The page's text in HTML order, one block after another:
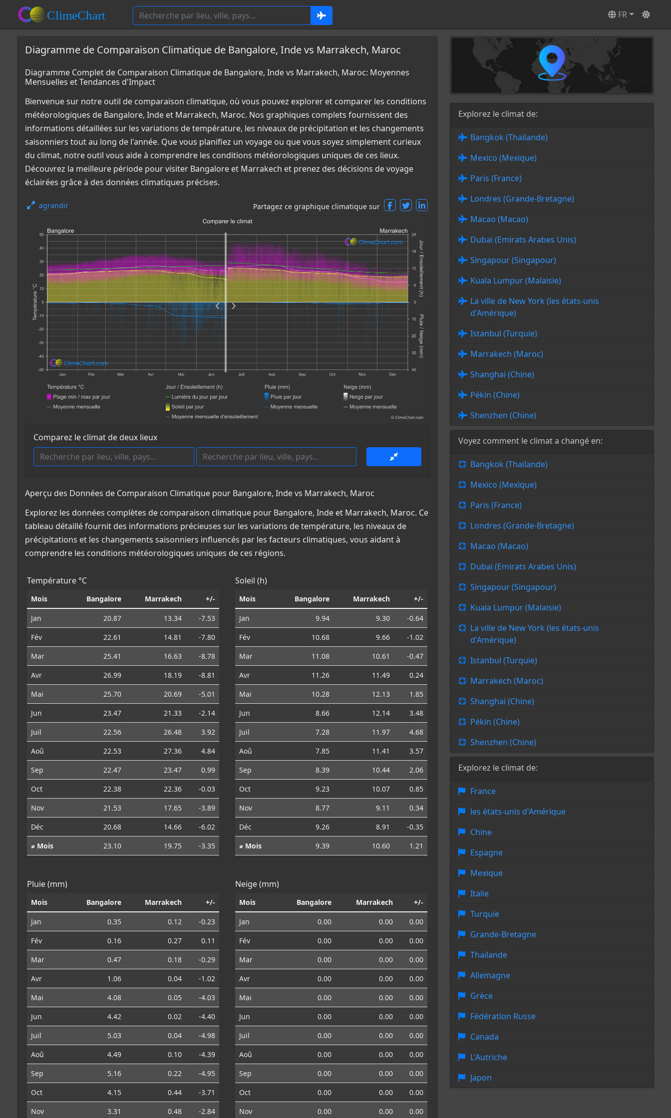
FR
Diagramme de Comparaison Climatique de Bangalore, Inde vs Marrakech, Maroc
Diagramme Complet de Comparaison Climatique de Bangalore, Inde vs Marrakech, Maroc: Moyennes
Mensuelles et Tendances d'Impact
Bienvenue sur notre outil de comparaison climatique, où vous pouvez explorer et comparer les conditions
météorologiques de Bangalore, Inde et Marrakech, Maroc. Nos graphiques complets fournissent des
informations détaillées sur les variations de température, les niveaux de précipitation et les changements
saisonniers tout au long de l'année. Que vous planifiez un voyage ou que vous soyez simplement curieux
du climat, notre outil vous aide à comprendre les conditions météorologiques uniques de ces lieux.
Découvrez la meilleure période pour visiter Bangalore et Marrakech et prenez des décisions de voyage
éclairées grâce à des données climatiques précises.
agrandir Partagez ce graphique climatique sur
Comparez le climat de deux lieux
Aperçu des Données de Comparaison Climatique pour Bangalore, Inde vs Marrakech, Maroc
Explorez les données complètes de comparaison climatique pour Bangalore, Inde et Marrakech, Maroc. Ce
tableau détaillé fournit des informations précieuses sur les variations de température, les niveaux de
précipitations et les changements saisonniers influencés par les facteurs climatiques, vous aidant à
comprendre les conditions météorologiques uniques de ces régions.
Température °C
Mois Bangalore Marrakech +/-
Jan 20.87 13.34
-7.53
Fév
22.61 14.81
-7.80
Mar
25.41 16.63
-8.78
Avr
26.99 18.19
-8.81
Mai
25.70 20.69
-5.01
Jun
23.47 21.33
-2.14
Juil
22.56 26.48
3.92
Aoû
22.53 27.36
4.84
Sep
22.47 23.47
0.99
Oct
22.38 22.36
-0.03
Nov
21.53 17.65
-3.89
Déc
20.68 14.66
-6.02
⌀ Mois
23.10 19.75 -3.35
Soleil (h)
Mois Bangalore Marrakech +/-
Jan 9.94 9.30
-0.64
Fév
10.68 9.66
-1.02
Mar
11.08 10.61
-0.47
Avr
11.26 11.49
0.24
Mai
10.28 12.13
1.85
Jun
8.66 12.14
3.48
Juil
7.28 11.97
4.68
Aoû
7.85 11.41
3.57
Sep
8.39 10.44
2.06
Oct
9.23 10.07
0.85
Nov
8.77 9.11
0.34
Déc
9.26 8.91
-0.35
⌀ Mois
9.39 10.60 1.21
Pluie (mm)
Mois Bangalore Marrakech +/-
Jan 0.35 0.12
-0.23
Fév
0.16 0.27
0.11
Mar
0.47 0.18
-0.29
Avr
1.06 0.04
-1.02
Mai
4.08 0.05
-4.03
Jun
4.42 0.02
-4.40
Juil
5.03 0.04
-4.98
Aoû
4.49 0.10
-4.39
Sep
5.16 0.22
-4.95
Oct
4.15 0.44
-3.71
Nov
3.31 0.48 -2.84
Neige (mm)
Mois Bangalore Marrakech +/-
Jan 0.00 0.00
0.00
Fév
0.00 0.00
0.00
Mar
0.00 0.00
0.00
Avr
0.00 0.00
0.00
Mai
0.00 0.00
0.00
Jun
0.00 0.00
0.00
Juil
0.00 0.00
0.00
Aoû
0.00 0.00
0.00
Sep
0.00 0.00
0.00
Oct
0.00 0.00
0.00
Nov
0.00 0.00 0.00
Explorez le climat de:
Bangkok (Thaïlande)
Mexico (Mexique)
Paris (France)
Londres (Grande-Bretagne)
Macao (Macao)
Dubai (Emirats Arabes Unis)
Singapour (Singapour)
Kuala Lumpur (Malaisie)
La ville de New York (les états-unis
d'Amérique)
Istanbul (Turquie)
Marrakech (Maroc)
Shanghai (Chine)
Pékin (Chine)
Shenzhen (Chine)
Voyez comment le climat a changé en:
Bangkok (Thaïlande)
Mexico (Mexique)
Paris (France)
Londres (Grande-Bretagne)
Macao (Macao)
Dubai (Emirats Arabes Unis)
Singapour (Singapour)
Kuala Lumpur (Malaisie)
La ville de New York (les états-unis
d'Amérique)
Istanbul (Turquie)
Marrakech (Maroc)
Shanghai (Chine)
Pékin (Chine)
Shenzhen (Chine)
Explorez le climat de:
France
les états-unis d'Amérique
Chine
Espagne
Mexique
Italie
Turquie
Grande-Bretagne
Thaïlande
Allemagne
Grèce
Fédération Russe
Canada
L'Autriche
Japon